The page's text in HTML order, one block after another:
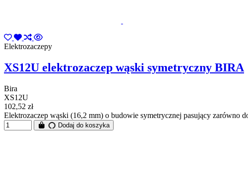
Elektrozaczepy
XS12U elektrozaczep wąski symetryczny BIRA
Bira
XS12U
102,52 zł
Elektrozaczep wąski (16,2 mm) o budowie symetrycznej pasujący zarówno
Dodaj do koszyka